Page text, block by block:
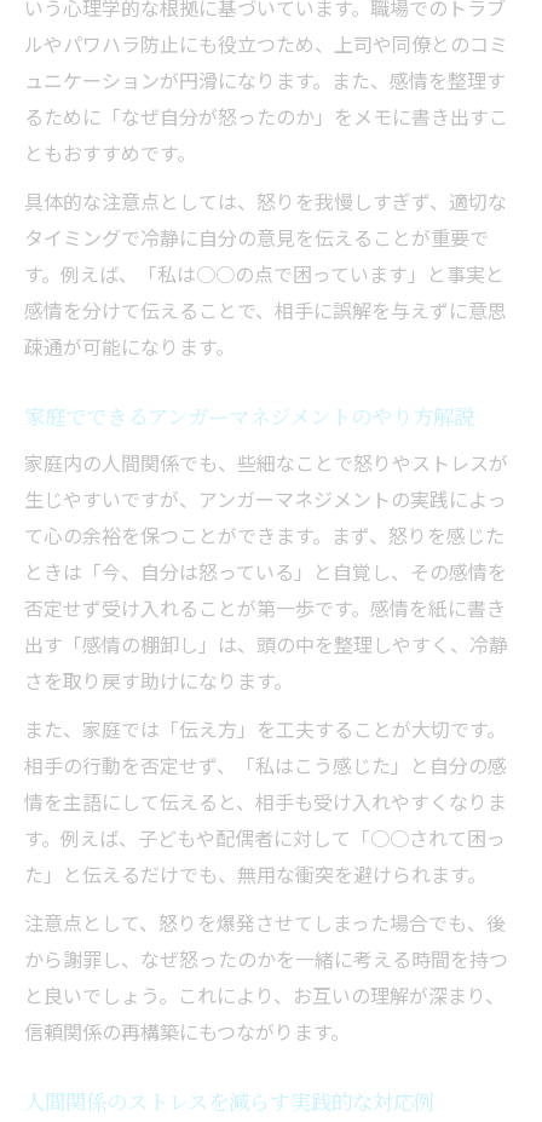
いう心理学的な根拠に基づいています。職場でのトラブ
ルやパワハラ防止にも役立つため、上司や同僚とのコミ
ュニケーションが円滑になります。また、感情を整理す
るために「なぜ自分が怒ったのか」をメモに書き出すこ
ともおすすめです。
具体的な注意点としては、怒りを我慢しすぎず、適切な
タイミングで冷静に自分の意見を伝えることが重要で
す。例えば、「私は○○の点で困っています」と事実と
感情を分けて伝えることで、相手に誤解を与えずに意思
疎通が可能になります。
家庭でできるアンガーマネジメントのやり方解説
家庭内の人間関係でも、些細なことで怒りやストレスが
生じやすいですが、アンガーマネジメントの実践によっ
て心の余裕を保つことができます。まず、怒りを感じた
ときは「今、自分は怒っている」と自覚し、その感情を
否定せず受け入れることが第一歩です。感情を紙に書き
出す「感情の棚卸し」は、頭の中を整理しやすく、冷静
さを取り戻す助けになります。
また、家庭では「伝え方」を工夫することが大切です。
相手の行動を否定せず、「私はこう感じた」と自分の感
情を主語にして伝えると、相手も受け入れやすくなりま
す。例えば、子どもや配偶者に対して「○○されて困っ
た」と伝えるだけでも、無用な衝突を避けられます。
注意点として、怒りを爆発させてしまった場合でも、後
から謝罪し、なぜ怒ったのかを一緒に考える時間を持つ
と良いでしょう。これにより、お互いの理解が深まり、
信頼関係の再構築にもつながります。
人間関係のストレスを減らす実践的な対応例